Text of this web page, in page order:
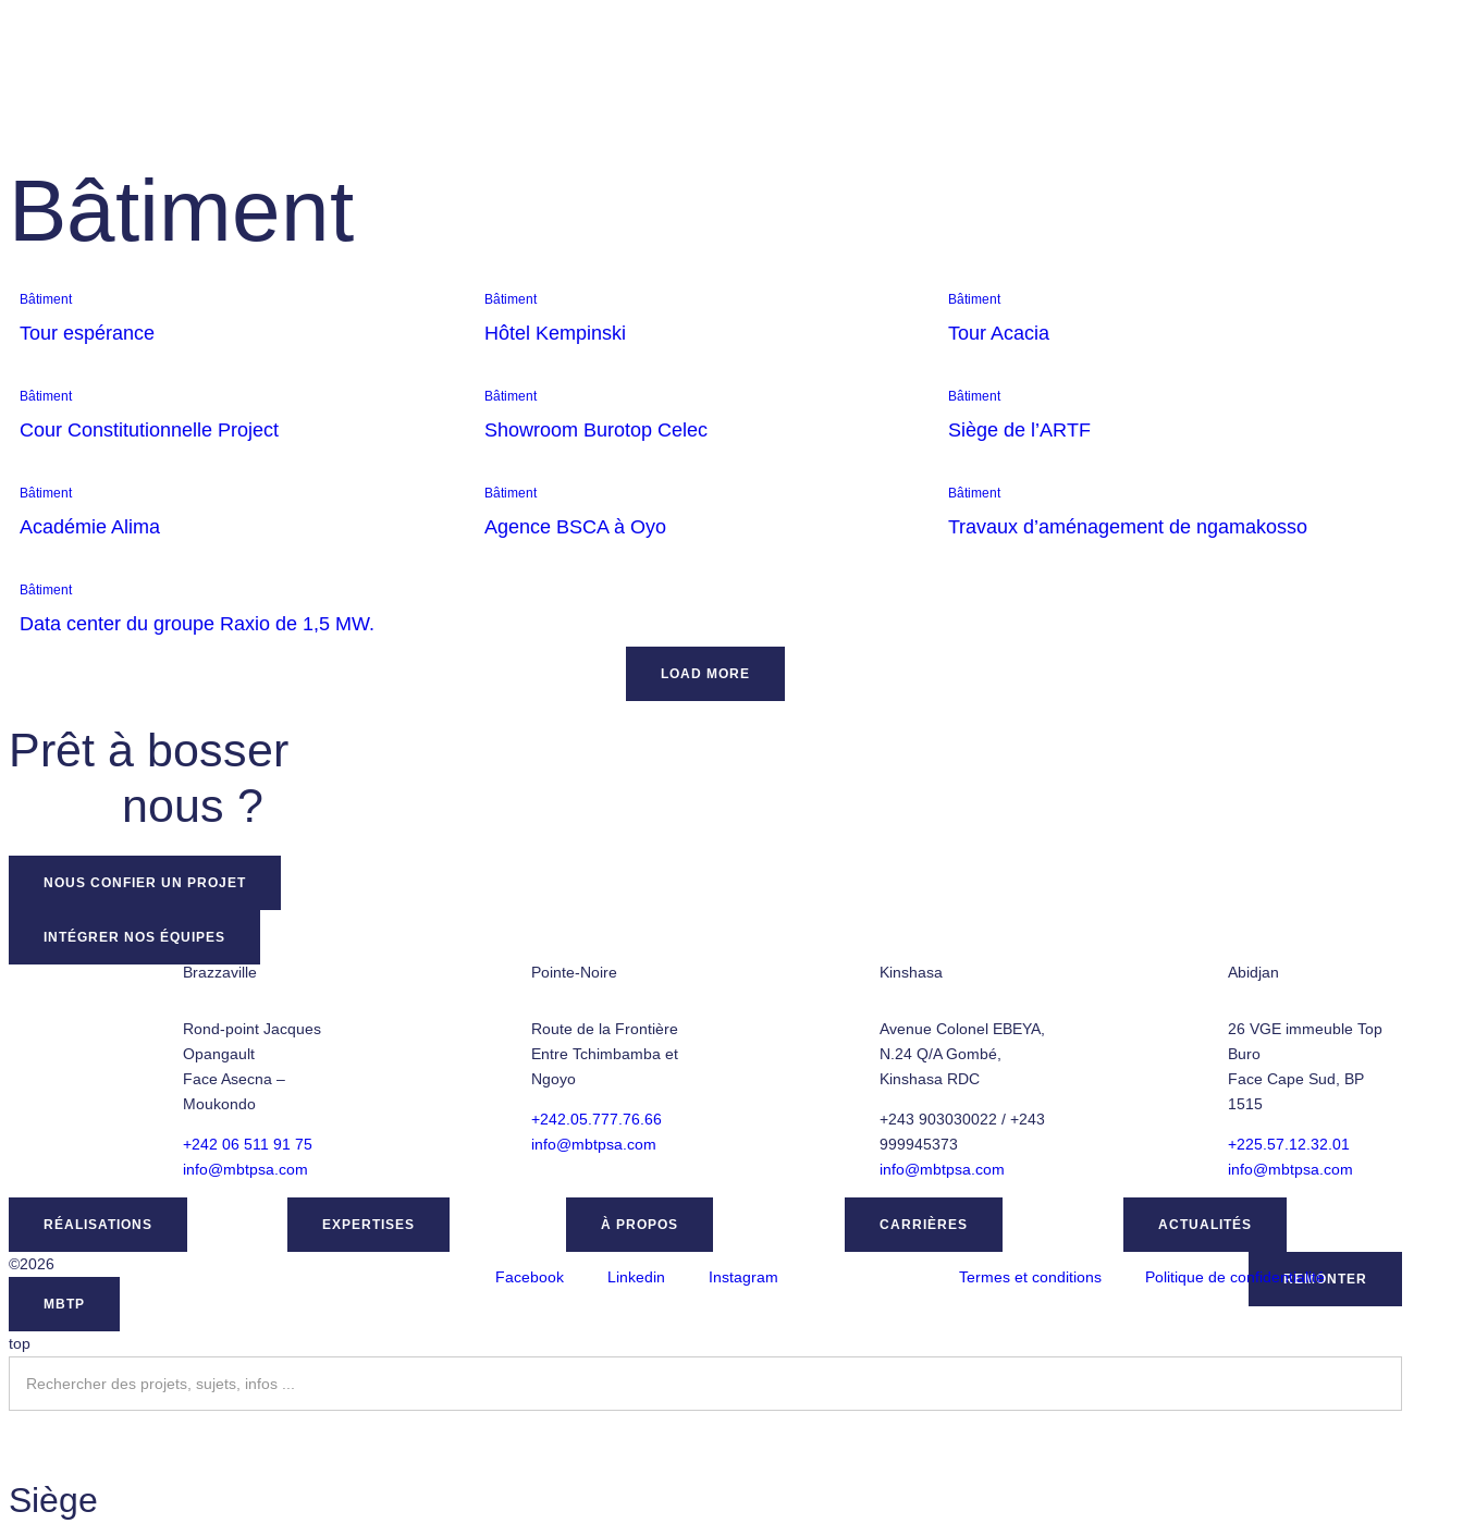
Bâtiment
Bâtiment
Tour espérance
Bâtiment
Hôtel Kempinski
Bâtiment
Tour Acacia
Bâtiment
Cour Constitutionnelle Project
Bâtiment
Showroom Burotop Celec
Bâtiment
Siège de l’ARTF
Bâtiment
Académie Alima
Bâtiment
Agence BSCA à Oyo
Bâtiment
Travaux d’aménagement de ngamakosso
Bâtiment
Data center du groupe Raxio de 1,5 MW.
LOAD MORE
Prêt à bosser
nous ?
NOUS CONFIER UN PROJET
INTÉGRER NOS ÉQUIPES
Brazzaville
Rond-point Jacques
Opangault
Face Asecna –
Moukondo
+242 06 511 91 75
info@mbtpsa.com
Pointe-Noire
Route de la Frontière
Entre Tchimbamba et
Ngoyo
+242.05.777.76.66
info@mbtpsa.com
Kinshasa
Avenue Colonel EBEYA,
N.24 Q/A Gombé,
Kinshasa RDC
+243 903030022 / +243
999945373
info@mbtpsa.com
Abidjan
26 VGE immeuble Top
Buro
Face Cape Sud, BP
1515
+225.57.12.32.01
info@mbtpsa.com
RÉALISATIONS EXPERTISES À PROPOS CARRIÈRES ACTUALITÉS
©2026
MBTP
Facebook Linkedin Instagram Termes et conditions Politique de confidentialitéREMONTER
top
Siège